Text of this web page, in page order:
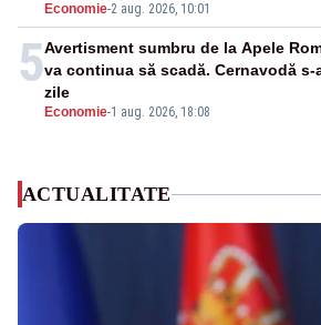
Economie-2 aug. 2026, 10:01
5
Economie-1 aug. 2026, 18:08
Avertisment sumbru de la Apele
va continua să scadă. Cernavodă
zile
ACTUALITATE